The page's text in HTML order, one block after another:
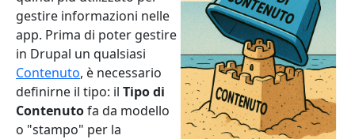
gestire informazioni nelle
app. Prima di poter gestire
in Drupal un qualsiasi
Contenuto, è necessario
definirne il tipo: il Tipo di
Contenutofa da modello
o "stampo" per la